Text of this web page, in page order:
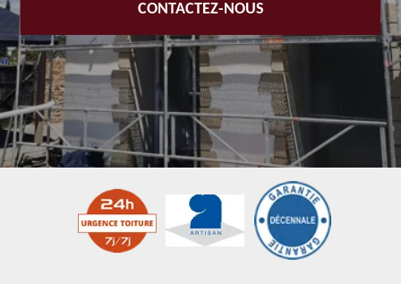
CONTACTEZ-NOUS